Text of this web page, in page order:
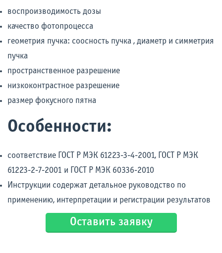
воспроизводимость дозы
качество фотопроцесса
геометрия пучка: соосность пучка , диаметр и симметрия
пучка
пространственное разрешение
низкоконтрастное разрешение
размер фокусного пятна
Особенности:
соответствие ГОСТ Р МЭК 61223-3-4-2001, ГОСТ Р МЭК
61223-2-7-2001 и ГОСТ Р МЭК 60336-2010
Инструкции содержат детальное руководство по
применению, интерпретации и регистрации результатов
Оставить заявку